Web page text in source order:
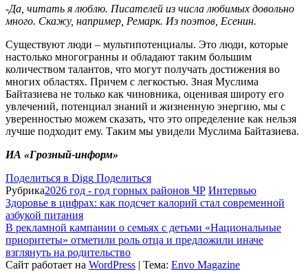
-Да, читать я люблю. Писателей из числа любимых довольно
много. Скажу, например, Ремарк. Из поэтов, Есенин.
Существуют люди – мультипотенциалы. Это люди, которые
настолько многогранны и обладают таким большим
количеством талантов, что могут получать достижения во
многих областях. Причем с легкостью. Зная Муслима
Байтазиева не только как чиновника, оценивая широту его
увлечений, потенциал знаний и жизненную энергию, мы с
уверенностью можем сказать, что это определение как нельзя
лучше подходит ему. Таким мы увидели Муслима Байтазиева.
ИА «Грозный-информ»
Поделиться в Digg Поделиться
Рубрика2026 год - год горных районов ЧР Интервью
Здоровье в цифрах: как подсчет калорий стал современной
азбукой питания
В рекламной кампании о семьях с детьми «Национальные
приоритеты» отметили роль отца и предложили иначе
взглянуть на родительство
Сайт работает на WordPress | Тема: Envo Magazine